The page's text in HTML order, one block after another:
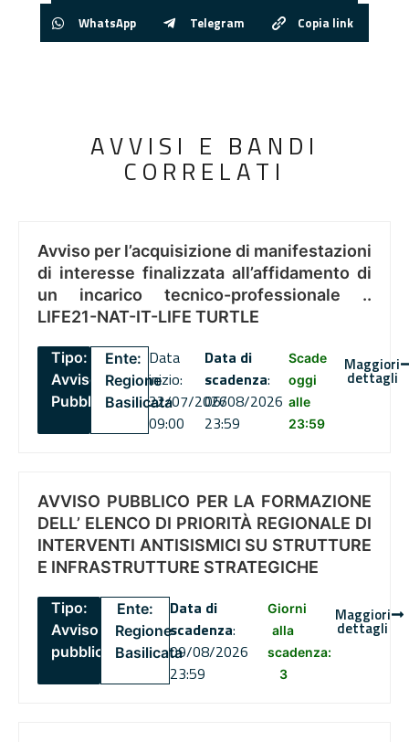
WhatsApp Telegram Copia link
AVVISI E BANDI
CORRELATI
Avviso per l’acquisizione di manifestazioni
di interesse finalizzata all’affidamento di
un incarico tecnico-professionale ..
LIFE21-NAT-IT-LIFE TURTLE
Tipo:
Avviso
Pubblico
Ente:
Regione
Basilicata
Data
inizio:
22/07/2026
09:00
Data di
scadenza:
06/08/2026
23:59
Scade
oggi
alle
23:59
Maggiori
dettagli
AVVISO PUBBLICO PER LA FORMAZIONE
DELL’ ELENCO DI PRIORITÀ REGIONALE DI
INTERVENTI ANTISISMICI SU STRUTTURE
E INFRASTRUTTURE STRATEGICHE
Tipo:
Avviso
pubblico
Ente:
Regione
Basilicata
Data di
scadenza:
09/08/2026
23:59
Giorni
alla
scadenza:
3
Maggiori
dettagli